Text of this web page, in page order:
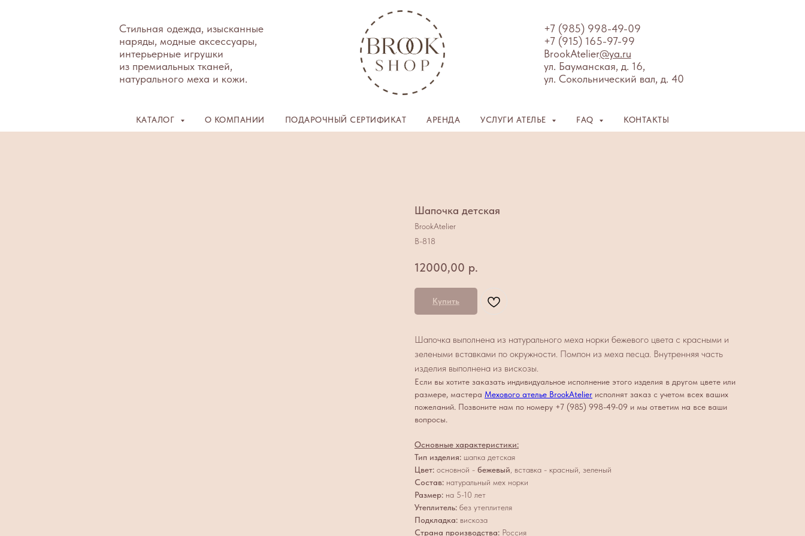
Стильная одежда, изысканные
наряды, модные аксессуары,
интерьерные игрушки
из премиальных тканей,
натурального меха и кожи.
+7 (985) 998-49-09
+7 (915) 165-97-99
BrookAtelier@ya.ru
ул. Бауманская, д. 16,
ул. Сокольнический вал, д. 40
КАТАЛОГ О КОМПАНИИ ПОДАРОЧНЫЙ СЕРТИФИКАТ АРЕНДА УСЛУГИ АТЕЛЬЕ FAQ КОНТАКТЫ
Шапочка детская
BrookAtelier
B-818
12000,00 р.
Купить
Шапочка выполнена из натурального меха норки бежевого цвета с красными и
зелеными вставками по окружности. Помпон из меха песца. Внутренняя часть
изделия выполнена из вискозы.
Если вы хотите заказать индивидуальное исполнение этого изделия в другом цвете или
размере, мастера Мехового ателье BrookAtelier исполнят заказ с учетом всех ваших
пожеланий. Позвоните нам по номеру +7 (985) 998-49-09 и мы ответим на все ваши
вопросы.
Основные характеристики:
Тип изделия: шапка детская
Цвет: основной - бежевый , вставка - красный, зеленый
Состав: натуральный мех норки
Размер: на 5-10 лет
Утеплитель: без утеплителя
Подкладка: вискоза
Страна производства: Россия